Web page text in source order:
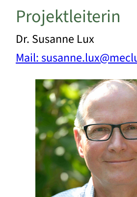
Projektleiterin
Dr. Susanne Lux
Mail: